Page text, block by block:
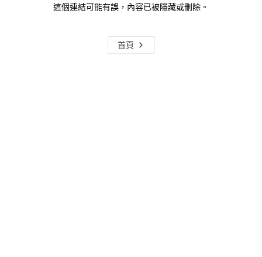
這個連結可能有誤，內容已被隱藏或刪除。
首頁